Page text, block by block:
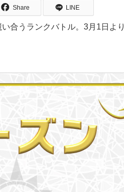
Share LINE
合うランクバトル。3月1日より